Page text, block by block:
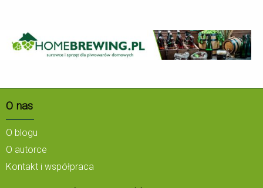
O nas
O blogu
O autorce
Kontakt i współpraca